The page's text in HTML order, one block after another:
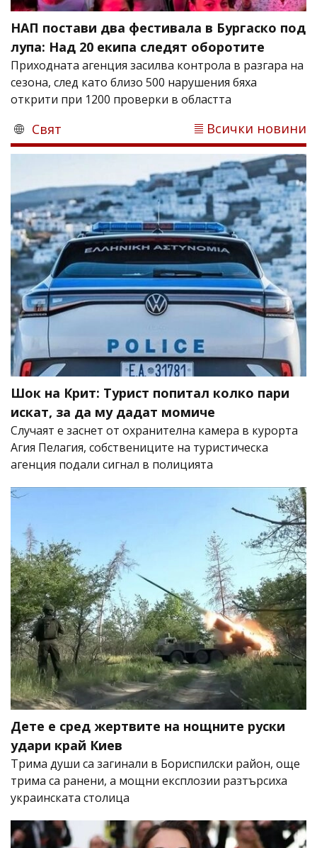
НАП постави два фестивала в Бургаско под
лупа: Над 20 екипа следят оборотите
Приходната агенция засилва контрола в разгара на
сезона, след като близо 500 нарушения бяха
открити при 1200 проверки в областта
Свят Всички новини
Шок на Крит: Турист попитал колко пари
искат, за да му дадат момиче
Случаят е заснет от охранителна камера в курорта
Агия Пелагия, собствениците на туристическа
агенция подали сигнал в полицията
Дете е сред жертвите на нощните руски
удари край Киев
Трима души са загинали в Бориспилски район, още
трима са ранени, а мощни експлозии разтърсиха
украинската столица